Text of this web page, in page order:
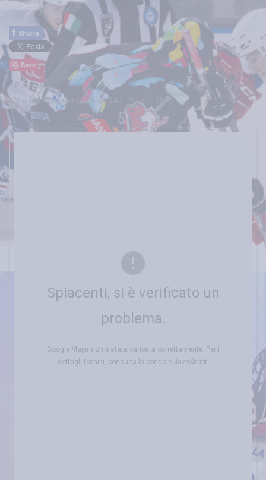
f Share
Save
Palagorà
Via Dei Ciclamini 23, 20147, Milano (MI)
Spiacenti, si è verificato un
problema.
Google Maps non è stata caricata correttamente. Per i
dettagli tecnici, consulta la console JavaScript.